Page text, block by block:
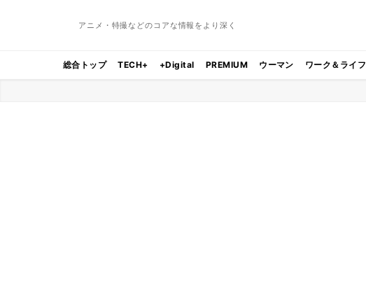
アニメ・特撮などのコアな情報をより深く
総合トップ TECH+ +Digital PREMIUM ウーマン ワーク＆ライフ